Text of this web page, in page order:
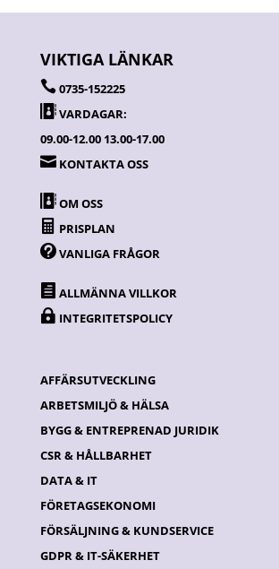
VIKTIGA LÄNKAR
0735-152225
VARDAGAR:
09.00-12.00 13.00-17.00
 KONTAKTA OSS
OM OSS
 PRISPLAN
VANLIGA FRÅGOR
 ALLMÄNNA VILLKOR
 INTEGRITETSPOLICY
AFFÄRSUTVECKLING
ARBETSMILJÖ & HÄLSA
BYGG & ENTREPRENAD JURIDIK
CSR & HÅLLBARHET
DATA & IT
FÖRETAGSEKONOMI
FÖRSÄLJNING & KUNDSERVICE
GDPR & IT-SÄKERHET